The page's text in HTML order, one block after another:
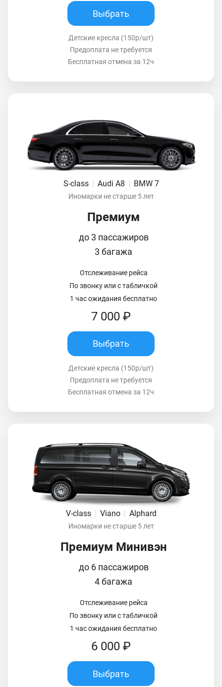
Выбрать
Детские кресла (150р/шт)
Предоплата не требуется
Бесплатная отмена за 12ч
S-class | Audi A8 | BMW 7
Иномарки не старше 5 лет
Премиум
до 3 пассажиров
3 багажа
Отслеживание рейса
По звонку или с табличкой
1 час ожидания бесплатно
7 000 ₽
Выбрать
Детские кресла (150р/шт)
Предоплата не требуется
Бесплатная отмена за 12ч
V-class Viano Alphard
Иномарки не старше 5 лет
Премиум Минивэн
до 6 пассажиров
4 багажа
Отслеживание рейса
По звонку или с табличкой
1 час ожидания бесплатно
6 000 ₽
Выбрать